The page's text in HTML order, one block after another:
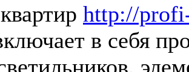
http://
в себя